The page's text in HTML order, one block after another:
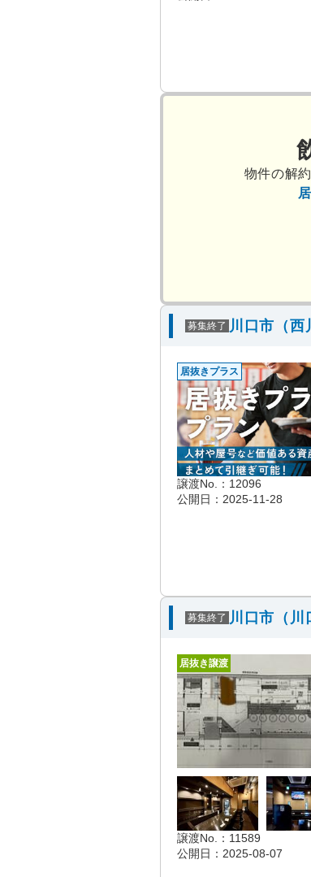
物件の解
募集終了 川口市（西
居抜きプラス
譲渡No.：12096
公開日：2025-11-28
募集終了 川口市（川
居抜き譲渡
譲渡No.：11589
公開日：2025-08-07